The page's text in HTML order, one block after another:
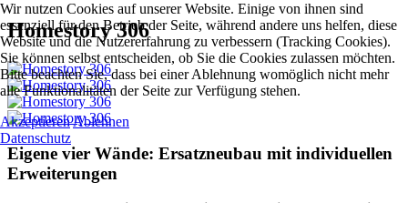
Homestory 306
Eigene vier Wände: Ersatzneubau mit individuellen
Erweiterungen
Wir nutzen Cookies auf unserer Website. Einige von ihnen sind
essenziell für den Betrieb der Seite, während andere uns helfen, diese
Website und die Nutzererfahrung zu verbessern (Tracking Cookies).
Sie können selbst entscheiden, ob Sie die Cookies zulassen möchten.
Bitte beachten Sie, dass bei einer Ablehnung womöglich nicht mehr
alle Funktionalitäten der Seite zur Verfügung stehen.
AkzeptierenAblehnen
Datenschutz